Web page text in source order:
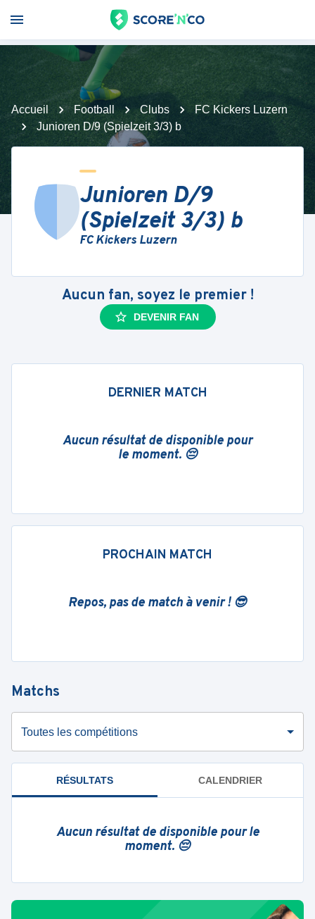
Accueil Football Clubs
FC Kickers Luzern
Junioren D/9 (Spielzeit 3/3) b
Junioren D/9
(Spielzeit 3/3) b
FC Kickers Luzern
Aucun fan, soyez le premier !
DEVENIR FAN
DERNIER MATCH
Aucun résultat de disponible pour
le moment. 😔
PROCHAIN MATCH
Repos, pas de match à venir ! 😎
Matchs
Toutes les compétitions
RÉSULTATS CALENDRIER
Aucun résultat de disponible pour le
moment. 😔